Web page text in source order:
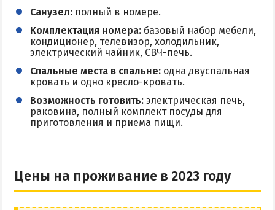
Санузел: полный в номере.
Комплектация номера: базовый набор мебели,
кондиционер, телевизор, холодильник,
электрический чайник, СВЧ-печь.
Спальные места в спальне: одна двуспальная
кровать и одно кресло-кровать.
Возможность готовить: электрическая печь,
раковина, полный комплект посуды для
приготовления и приема пищи.
Цены на проживание в 2023 году